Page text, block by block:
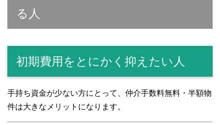
る人
初期費用をとにかく抑えたい人
手持ち資金が少ない方にとって、仲介手数料無料・半額物
件は大きなメリットになります。